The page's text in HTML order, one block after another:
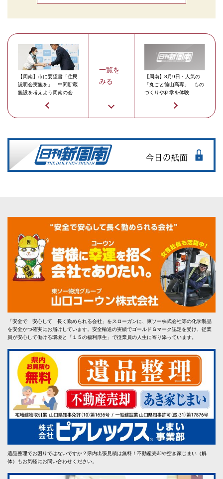
【周南】市に要望書「住民
説明会実施を」 中間貯蔵
施設を考えよう周南の会
一覧を
みる
【周南】8月9日・人気の
「丸ごと徳山高専」 もの
づくりや科学を体験
「安全で 安心して 長く勤められる会社」をスローガンに、東ソー株式会社等の化学製品
を安全かつ確実にお届けしています。安全輸送の実績でゴールドＧマーク認定を受け、従業
員が安心して働ける環境と「１５の福利厚生」で従業員の人生に寄り添っています。
遺品整理でお困りではないですか？県内出張見積は無料！不動産売却や空き家じまい（解
体）もお気軽にお問い合わせください。